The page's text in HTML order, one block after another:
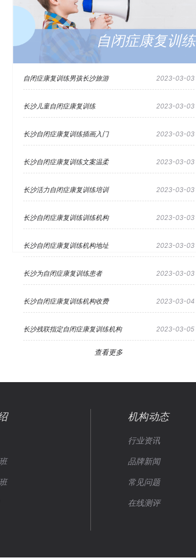
自闭症康复训练
自闭症康复训练男孩长沙旅游 2023-03-03
长沙儿童自闭症康复训练 2023-03-03
长沙自闭症康复训练插画入门 2023-03-03
长沙自闭症康复训练文案温柔 2023-03-03
长沙活力自闭症康复训练培训 2023-03-03
长沙自闭症康复训练训练机构 2023-03-03
长沙自闭症康复训练机构地址 2023-03-03
长沙为自闭症康复训练患者 2023-03-03
长沙自闭症康复训练机构收费 2023-03-04
长沙残联指定自闭症康复训练机构 2023-03-05
查看更多
机构动态
行业资讯
品牌新闻
常见问题
在线测评